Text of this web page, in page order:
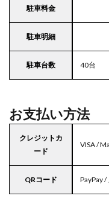
駐車料金
駐車明細
駐車台数 40台
お支払い方法
クレジットカ
ード
VISA /
QRコード PayPay /